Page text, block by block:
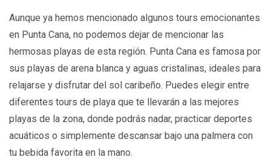
Aunque ya hemos mencionado algunos tours emocionantes
en Punta Cana, no podemos dejar de mencionar las
hermosas playas de esta región. Punta Cana es famosa por
sus playas de arena blanca y aguas cristalinas, ideales para
relajarse y disfrutar del sol caribeño. Puedes elegir entre
diferentes tours de playa que te llevarán a las mejores
playas de la zona, donde podrás nadar, practicar deportes
acuáticos o simplemente descansar bajo una palmera con
tu bebida favorita en la mano.